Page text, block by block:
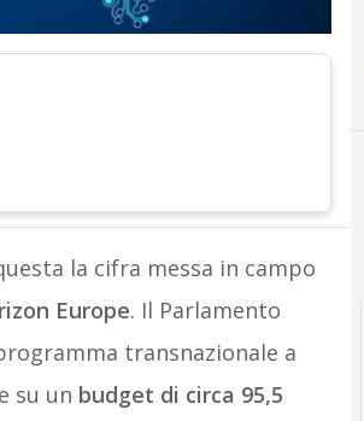
la cifra messa in campo
Europe. Il Parlamento
transnazionale a
su un budget di circa 95,5
P
Politica